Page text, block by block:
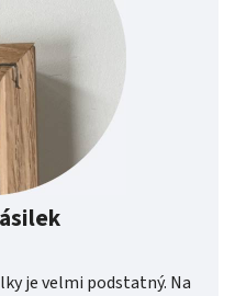
je velmi podstatný. Na